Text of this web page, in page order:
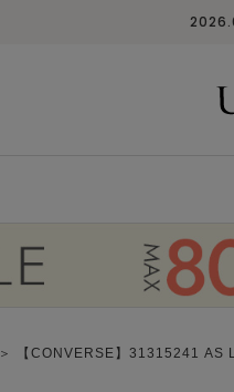
＞ 【CONVERSE】31315241 AS